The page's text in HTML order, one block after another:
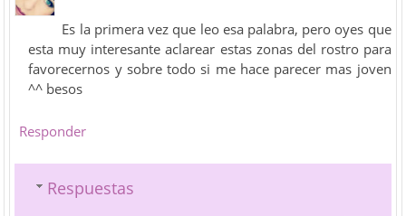
Es la primera vez que leo esa palabra, pero oyes que
esta muy interesante aclarear estas zonas del rostro para
favorecernos y sobre todo si me hace parecer mas joven
^^ besos
Responder
Respuestas